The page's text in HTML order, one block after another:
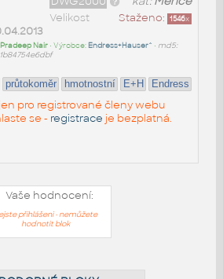
Staženo: 1546x
Velikost
Pradeep Nair• Výrobce: Endress+Hauser^ • md5:
průtokoměr hmotnostní E+H Endress
pro registrované členy webu
se - registrace je bezplatná.
Vaše hodnocení:
přihlášeni - nemůžete
hodnotit blok